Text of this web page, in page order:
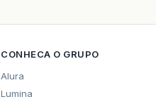
CONHECA O GRUPO
Alura
Lumina